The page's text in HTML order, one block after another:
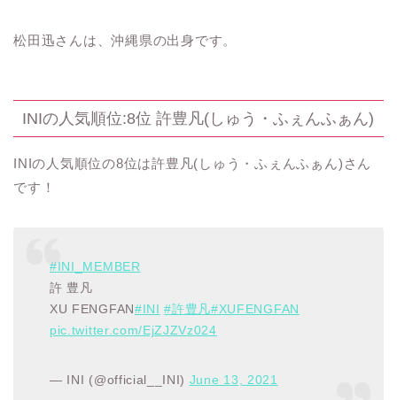
松田迅さんは、沖縄県の出身です。
INIの人気順位:8位 許豊凡(しゅう・ふぇんふぁん)
INIの人気順位の8位は許豊凡(しゅう・ふぇんふぁん)さん
です！
#INI_MEMBER
許 豊凡
XU FENGFAN #INI #許豊凡#XUFENGFAN
pic.twitter.com/EjZJZVz024
— INI (@official__INI) June 13, 2021